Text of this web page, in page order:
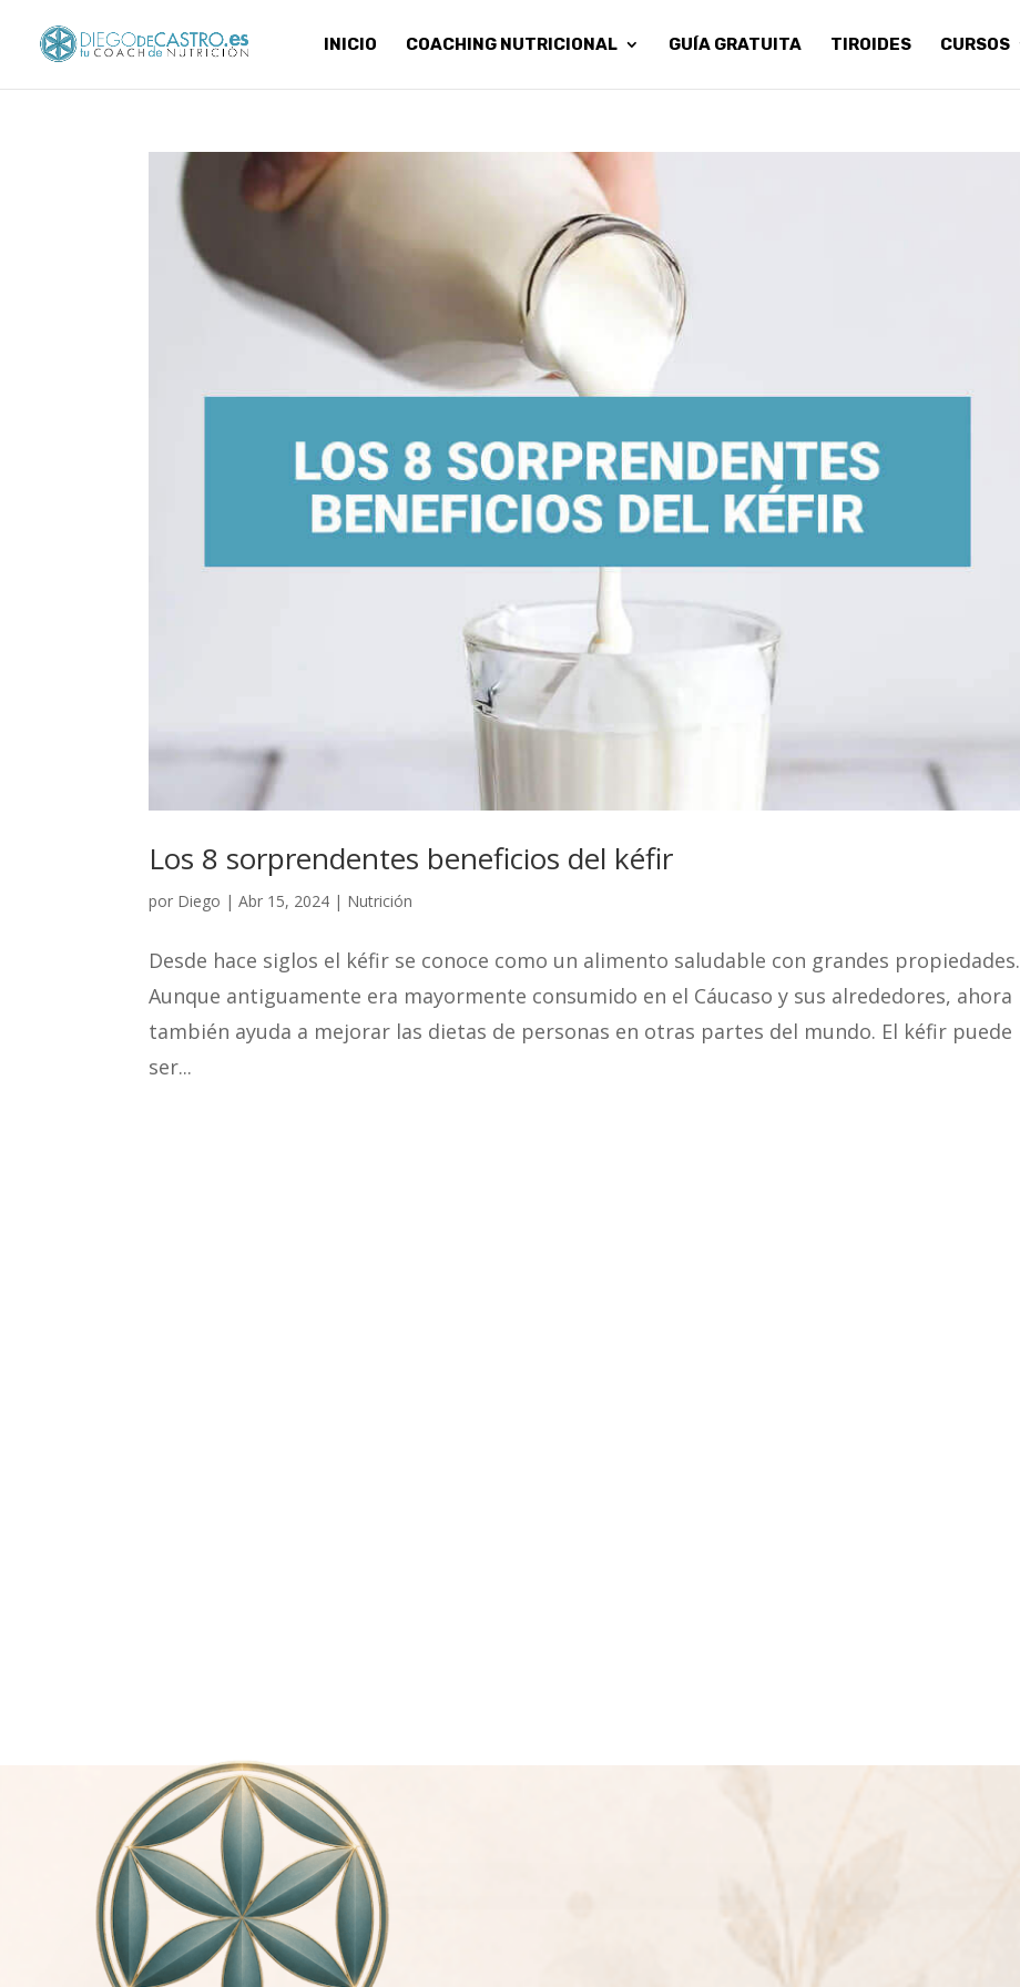
INICIO COACHING NUTRICIONAL GUÍA GRATUITA TIROIDES CURSOS
Los 8 sorprendentes beneficios del kéfir
por Diego |Abr 15, 2024 | Nutrición
Desde hace siglos el kéfir se conoce como un alimento saludable con grandes propiedades.
Aunque antiguamente era mayormente consumido en el Cáucaso y sus alrededores, ahora
también ayuda a mejorar las dietas de personas en otras partes del mundo. El kéfir puede
ser...